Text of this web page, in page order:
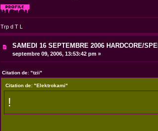
Trp d T L
SAMEDI 16 SEPTEMBRE 2006 HARDCORE/
septembre 09, 2006, 13:53:42 pm »
Citation de: "tzii"
Citation de: "Elektrokami"
!